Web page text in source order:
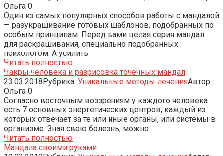
Ольга 0
Один из самых популярных способов работы с мандалой
— разукрашивание готовых шаблонов, подобранных по
особым принципам. Перед вами целая серия мандал
для раскрашивания, специально подобранных
психологом. А усилить
Читать полностью
Чакры человека и разрисовка точечных мандал
23.03.2018Рубрика: Уникальные методы леченияАвтор:
Ольга 0
Согласно восточным воззрениям у каждого человека
есть 7 основных энергетических центров, каждый из
которых отвечает за те или иные органы, или системы в
организме. Зная свою болезнь, можно
Читать полностью
Мандала своими руками